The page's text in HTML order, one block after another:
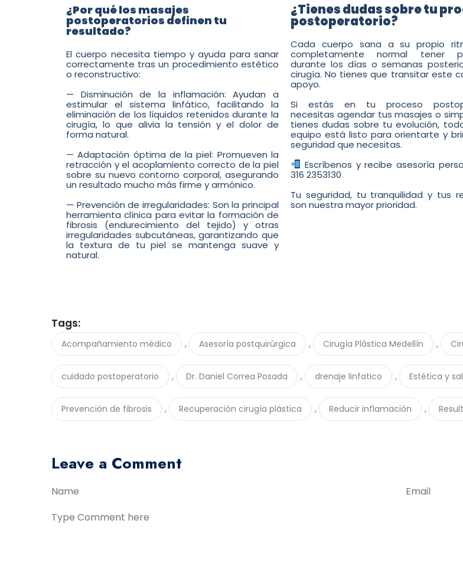
¿Por qué los masajes
postoperatorios definen tu
resultado?
El cuerpo necesita tiempo y ayuda para sanar
correctamente tras un procedimiento estético
o reconstructivo:
— Disminución de la inflamación: Ayudan a
estimular el sistema linfático, facilitando la
eliminación de los líquidos retenidos durante la
cirugía, lo que alivia la tensión y el dolor de
forma natural.
— Adaptación óptima de la piel: Promueven la
retracción y el acoplamiento correcto de la piel
sobre su nuevo contorno corporal, asegurando
un resultado mucho más firme y armónico.
— Prevención de irregularidades: Son la principal
herramienta clínica para evitar la formación de
fibrosis (endurecimiento del tejido) y otras
irregularidades subcutáneas, garantizando que
la textura de tu piel se mantenga suave y
natural.
¿Tienes dudas sobre tu
postoperatorio?
Cada cuerpo sana a su propio
completamente normal tener
durante los días o semanas
cirugía. No tienes que transitar este
apoyo.
Si estás en tu proceso
necesitas agendar tus masajes o
tienes dudas sobre tu evolución,
equipo está listo para orientarte y
seguridad que necesitas.
Escríbenos y recibe asesoría
316 2353130
Tu seguridad, tu tranquilidad y tus
son nuestra mayor prioridad.
Tags:
Acompañamiento médico , Asesoría postquirúrgica , Cirugía Plástica Medellín ,
cuidado postoperatorio , Dr. Daniel Correa Posada , drenaje linfatico , Estética y
Prevención de fibrosis , Recuperación cirugía plástica , Reducir inflamación ,
Leave a Comment